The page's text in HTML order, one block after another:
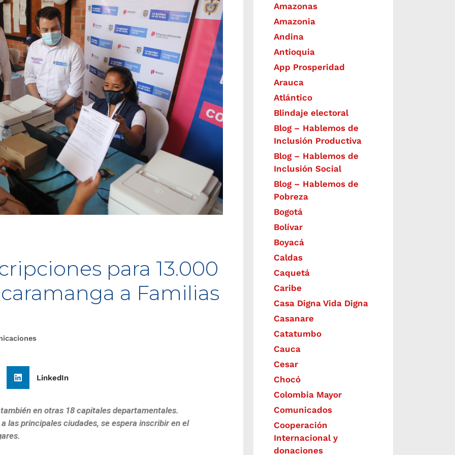
para 13.000
a Familias
LinkedIn
en otras 18 capitales departamentales.
las principales ciudades, se espera inscribir en el
Amazonas
Amazonia
Andina
Antioquia
App Prosperidad
Arauca
Atlántico
Blindaje electoral
Blog – Hablemos de
Inclusión Productiva
Blog – Hablemos de
Inclusión Social
Blog – Hablemos de
Pobreza
Bogotá
Bolívar
Boyacá
Caldas
Caquetá
Caribe
Casa Digna Vida Digna
Casanare
Catatumbo
Cauca
Cesar
Chocó
Colombia Mayor
Comunicados
Cooperación
Internacional y
donaciones